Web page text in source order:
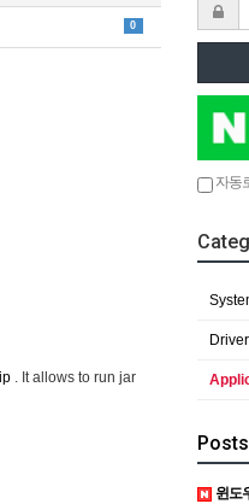
0
. It allows to run jar
자동
Posts
윈도